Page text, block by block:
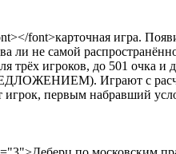
font>карточная игра.
ли не самой
трёх игроков, до 501 очка
Играют с
первым набравший